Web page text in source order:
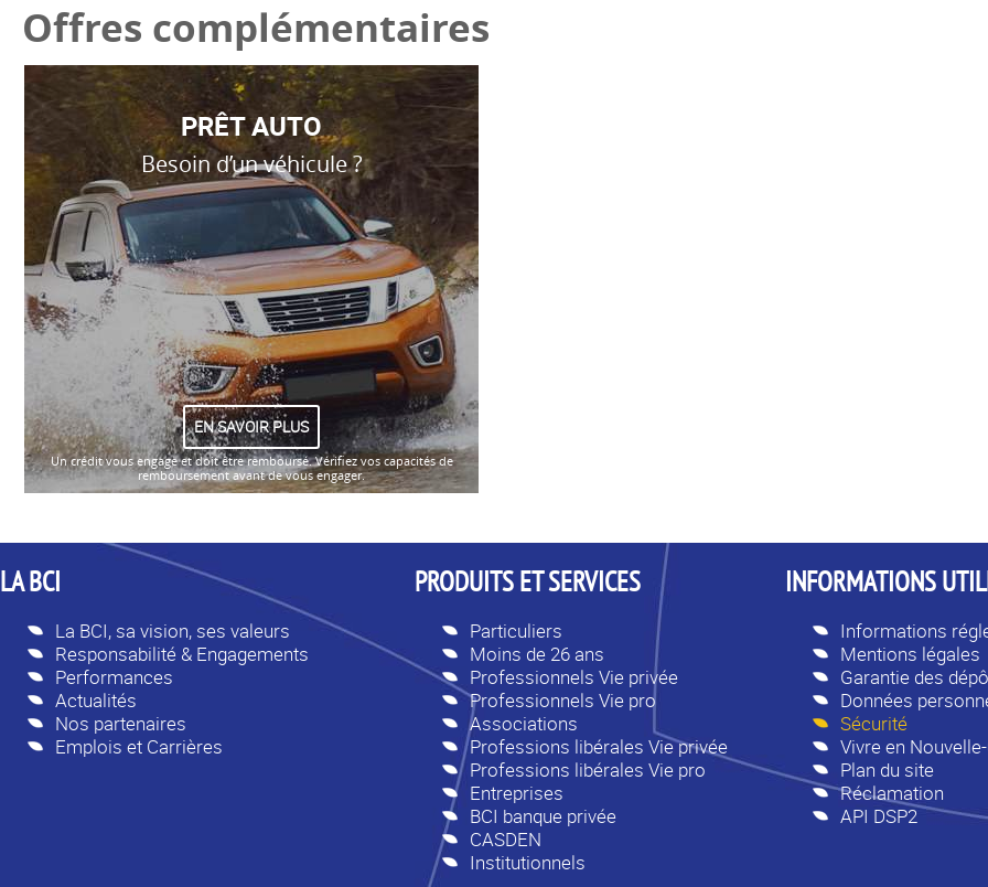
Offres complémentaires
PRÊT AUTO
Besoin d’un véhicule ?
EN SAVOIR PLUS
Un crédit vous engage et doit être remboursé. Vérifiez vos capacités de
remboursement avant de vous engager.
LA BCI
La BCI, sa vision, ses valeurs
Responsabilité & Engagements
Performances
Actualités
Nos partenaires
Emplois et Carrières
PRODUITS ET SERVICES
Particuliers
Moins de 26 ans
Professionnels Vie privée
Professionnels Vie pro
Associations
Professions libérales Vie privée
Professions libérales Vie pro
Entreprises
BCI banque privée
CASDEN
Institutionnels
INFORMATIONS
Informations
Mentions légales
Garantie des
Données
Sécurité
Vivre en
Plan du site
Réclamation
API DSP2